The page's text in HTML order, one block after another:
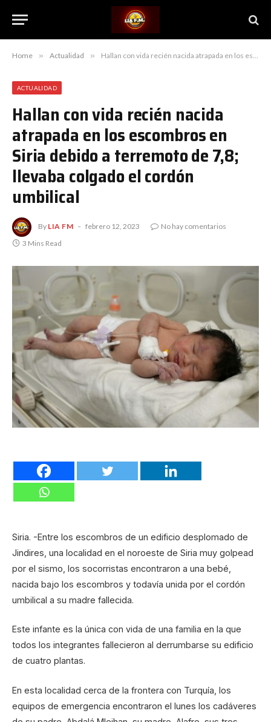
Home » Actualidad » Hallan con vida recién nacida atrapada en los escombros en Siria debido a terremoto de 7,8; llevaba colgado el cordón umbilical
ACTUALIDAD
Hallan con vida recién nacida
atrapada en los escombros en
Siria debido a terremoto de 7,8;
llevaba colgado el cordón
umbilical
By LIA FM febrero 12, 2023
No hay comentarios
3 Mins Read
Siria. -Entre los escombros de un edificio desplomado de
Jindires, una localidad en el noroeste de Siria muy golpead
por el sismo, los socorristas encontraron a una bebé,
nacida bajo los escombros y todavía unida por el cordón
umbilical a su madre fallecida.
Este infante es la única con vida de una familia en la que
todos los integrantes fallecieron al derrumbarse su edificio
de cuatro plantas.
En esta localidad cerca de la frontera con Turquía, los
equipos de emergencia encontraron el lunes los cadáveres